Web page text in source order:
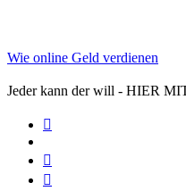
Wie online Geld verdienen
Jeder kann der will - HIER MIT